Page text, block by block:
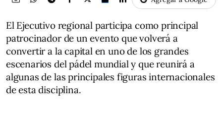
El Ejecutivo regional participa como principal
patrocinador de un evento que volverá a
convertir a la capital en uno de los grandes
escenarios del pádel mundial y que reunirá a
algunas de las principales figuras internacionales
de esta disciplina.